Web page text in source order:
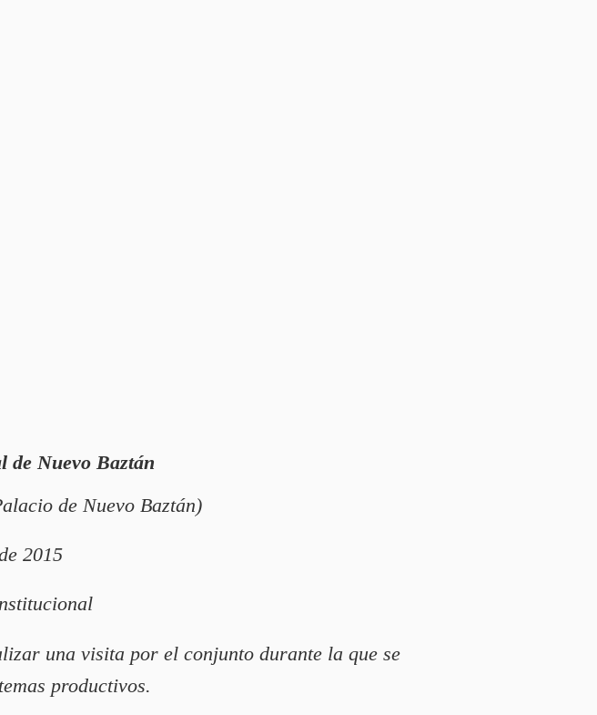
Nuevo Baztán
de Nuevo Baztán)
2015
una visita por el conjunto durante la que se
productivos.